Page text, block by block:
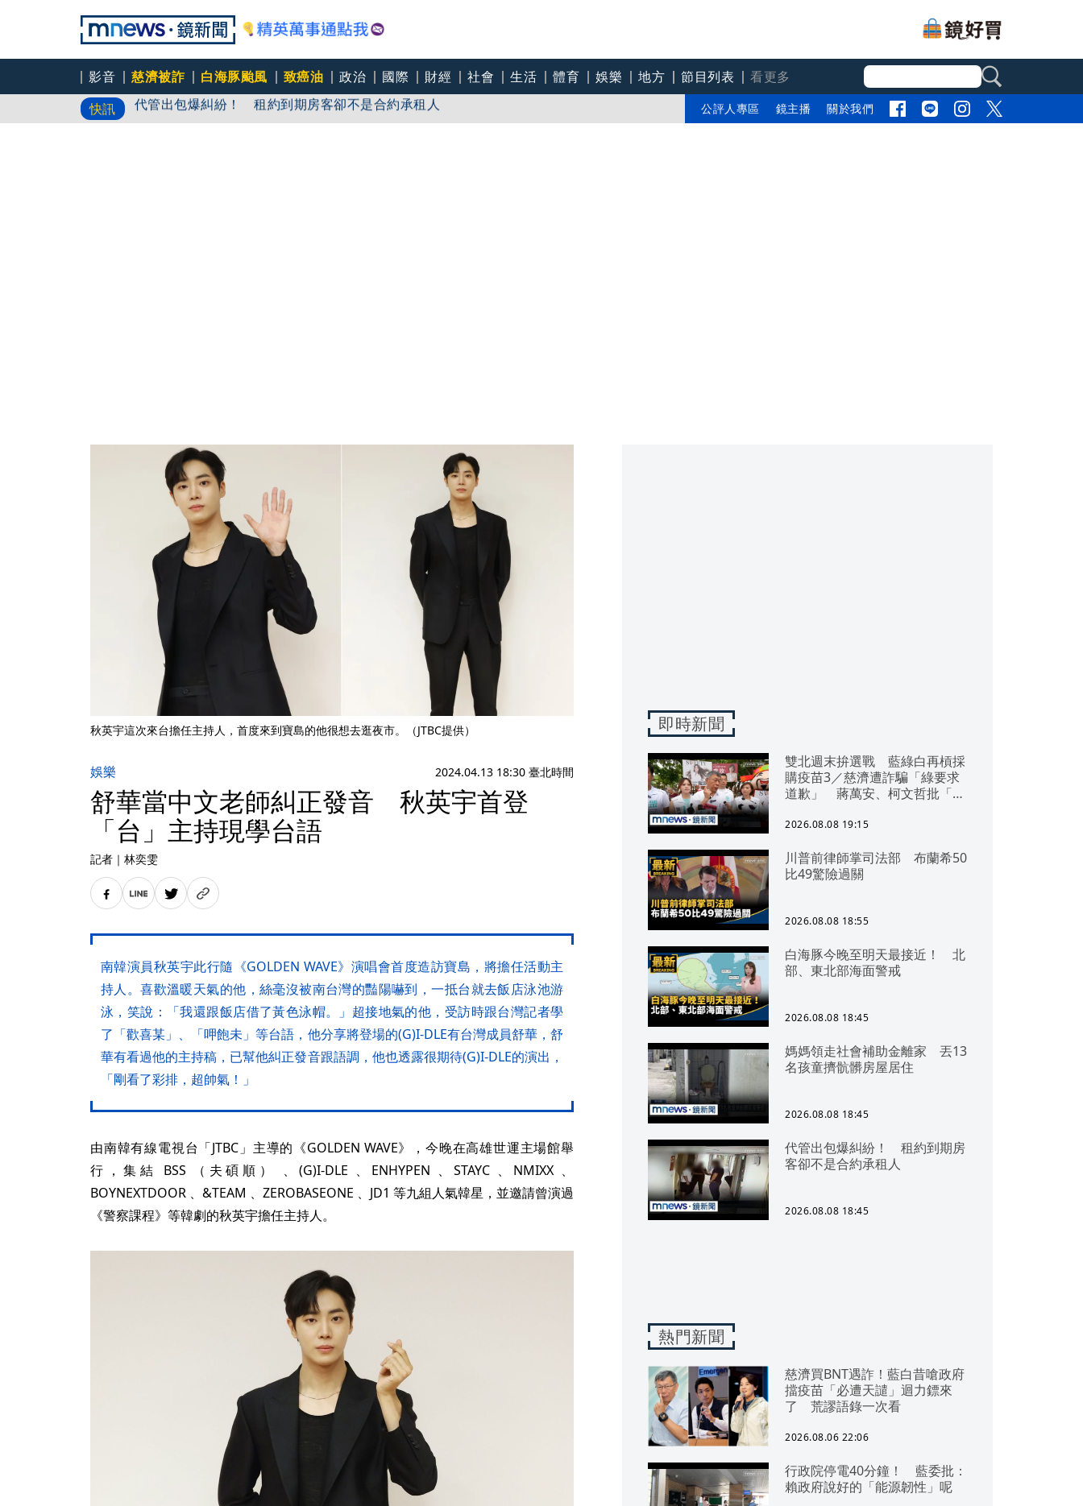
影音 慈濟被詐 白海豚颱風 致癌油 政治 國際 財經 社會 生活 體育 娛樂 地方 節目列表
看更多
快訊
代管出包爆糾紛！ 租約到期房客卻不是合約承租人
「廣川漾」第三次說明會 解約戶爆：建商嗆消保官來再說
公評人專區 鏡主播 關於我們
秋英宇這次來台擔任主持人，首度來到寶島的他很想去逛夜市。（JTBC提供）
娛樂 2024.04.13 18:30 臺北時間
舒華當中文老師糾正發音 秋英宇首登
「台」主持現學台語
記者 ｜ 林奕雯
南韓演員秋英宇此行隨《GOLDEN WAVE》演唱會首度造訪寶島，將擔任活動主
持人。喜歡溫暖天氣的他，絲毫沒被南台灣的豔陽嚇到，一抵台就去飯店泳池游
泳，笑說：「我還跟飯店借了黃色泳帽。」超接地氣的他，受訪時跟台灣記者學
了「歡喜某」、「呷飽未」等台語，他分享將登場的(G)I-DLE有台灣成員舒華，舒
華有看過他的主持稿，已幫他糾正發音跟語調，他也透露很期待(G)I-DLE的演出，
「剛看了彩排，超帥氣！」
由南韓有線電視台「JTBC」主導的《GOLDEN WAVE》，今晚在高雄世運主場館舉
行，集結 BSS （夫碩順） 、(G)I-DLE 、ENHYPEN 、STAYC 、NMIXX 、
BOYNEXTDOOR 、&TEAM 、ZEROBASEONE 、JD1 等九組人氣韓星，並邀請曾演過
《警察課程》等韓劇的秋英宇擔任主持人。
即時新聞
雙北週末拚選戰 藍綠白再槓採
購疫苗3／慈濟遭詐騙「綠要求
道歉」 蔣萬安、柯文哲批「擋
2026.08.08 19:15
川普前律師掌司法部 布蘭希50
比49驚險過關
2026.08.08 18:55
白海豚今晚至明天最接近！ 北
部、東北部海面警戒
2026.08.08 18:45
媽媽領走社會補助金離家 丟13
名孩童擠骯髒房屋居住
2026.08.08 18:45
代管出包爆糾紛！ 租約到期房
客卻不是合約承租人
2026.08.08 18:45
熱門新聞
慈濟買BNT遇詐！藍白昔嗆政府
擋疫苗「必遭天譴」迴力鏢來
了 荒謬語錄一次看
2026.08.06 22:06
行政院停電40分鐘！ 藍委批：
賴政府說好的「能源韌性」呢